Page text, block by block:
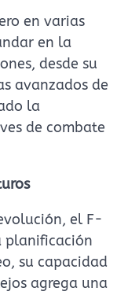
en varias
en la
desde su
avanzados de
la
de combate
el F-
planificación
su capacidad
agrega una